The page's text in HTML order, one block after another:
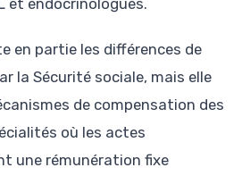
et endocrinologues.
en partie les différences de
la Sécurité sociale, mais elle
de compensation des
où les actes
une rémunération fixe